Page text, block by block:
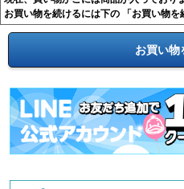
お買い物を続けるには下の 「お買い物を